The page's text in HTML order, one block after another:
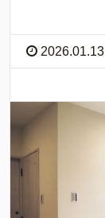
2026.01.13